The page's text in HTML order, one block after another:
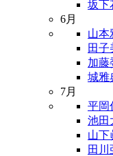
坂下
6月
山本
田子
加藤
城雅
7月
平岡
池田
山下
田川